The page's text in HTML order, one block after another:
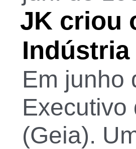
JK criou
Em junho
Executivo
(Geia).